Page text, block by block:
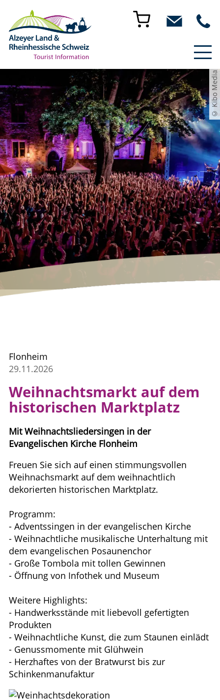
© Kibo Media
Flonheim
29.11.2026
Weihnachtsmarkt auf dem
historischen Marktplatz
Mit Weihnachtsliedersingen in der
Evangelischen Kirche Flonheim
Freuen Sie sich auf einen stimmungsvollen
Weihnachsmarkt auf dem weihnachtlich
dekorierten historischen Marktplatz.
Programm:
- Adventssingen in der evangelischen Kirche
- Weihnachtliche musikalische Unterhaltung mit
dem evangelischen Posaunenchor
- Große Tombola mit tollen Gewinnen
- Öffnung von Infothek und Museum
Weitere Highlights:
- Handwerksstände mit liebevoll gefertigten
Produkten
- Weihnachtliche Kunst, die zum Staunen einlädt
- Genussmomente mit Glühwein
- Herzhaftes von der Bratwurst bis zur
Schinkenmanufaktur